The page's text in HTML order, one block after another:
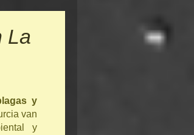
La
y
van
y